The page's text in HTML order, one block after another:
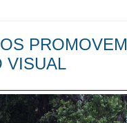
PROMOVEM
VISUAL